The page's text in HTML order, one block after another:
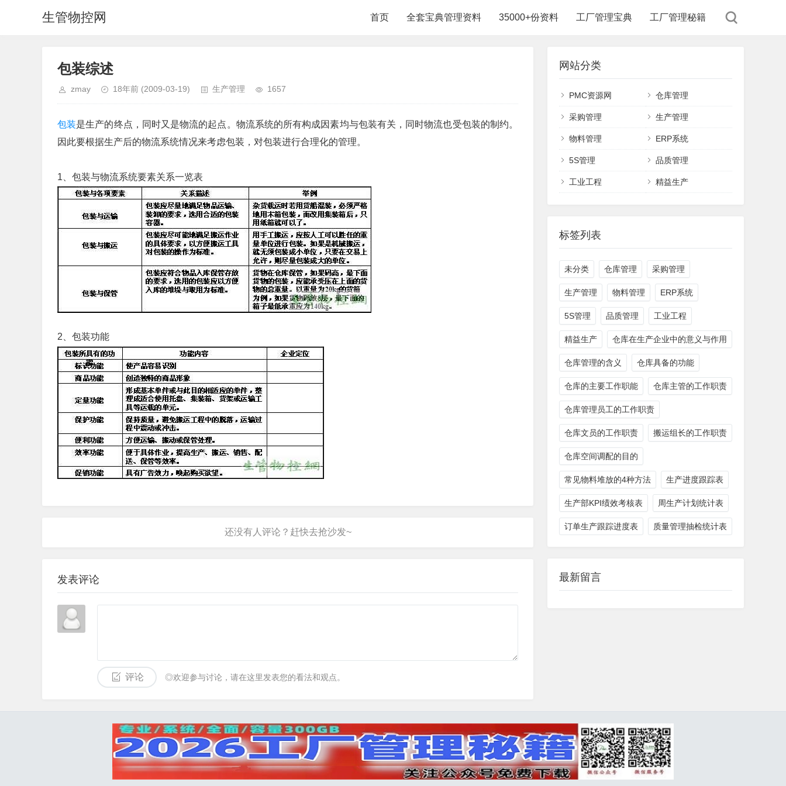
生管物控网 首页 全套宝典管理资料 35000+份资料 工厂管理宝典 工厂管理秘籍
包装综述
zmay 18年前 (2009-03-19) 生产管理 1657
包装是生产的终点，同时又是物流的起点。物流系统的所有构成因素均与包装有关，同时物流也受包装的制约。
因此要根据生产后的物流系统情况来考虑包装，对包装进行合理化的管理。
1、包装与物流系统要素关系一览表
2、包装功能
发表评论
评论 ◎欢迎参与讨论，请在这里发表您的看法和观点。
网站分类
PMC资源网 仓库管理
采购管理 生产管理
物料管理 ERP系统
5S管理 品质管理
工业工程 精益生产
标签列表
未分类 仓库管理 采购管理
生产管理 物料管理 ERP系统
5S管理 品质管理 工业工程
精益生产 仓库在生产企业中的意义与作用
仓库管理的含义 仓库具备的功能
仓库的主要工作职能 仓库主管的工作职责
仓库管理员工的工作职责
仓库文员的工作职责 搬运组长的工作职责
仓库空间调配的目的
常见物料堆放的4种方法 生产进度跟踪表
生产部KPI绩效考核表 周生产计划统计表
订单生产跟踪进度表 质量管理抽检统计表
最新留言